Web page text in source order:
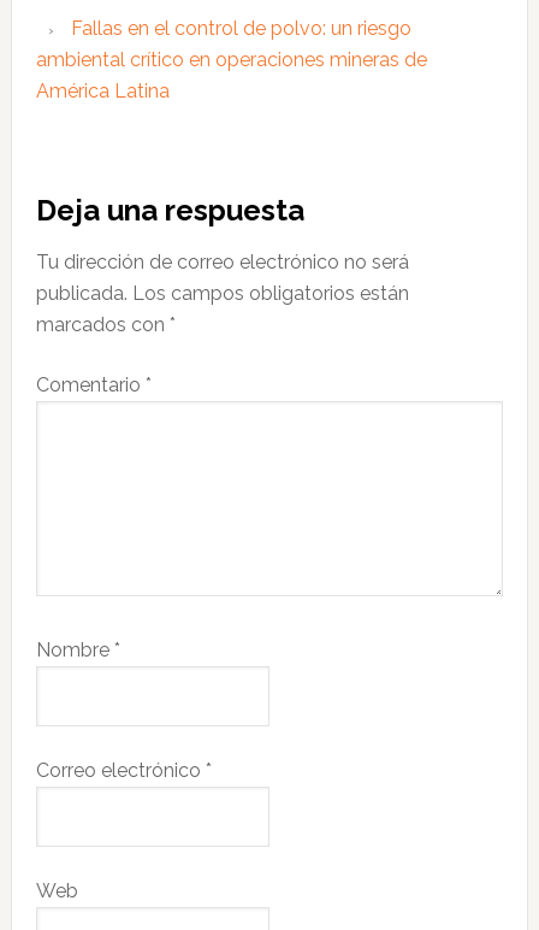
Fallas en el control de polvo: un riesgo
ambiental crítico en operaciones mineras de
América Latina
Interacciones
con
los
lectores
Deja una respuesta
Tu dirección de correo electrónico no será
publicada. Los campos obligatorios están
marcados con *
Comentario *
Nombre *
Correo electrónico *
Web